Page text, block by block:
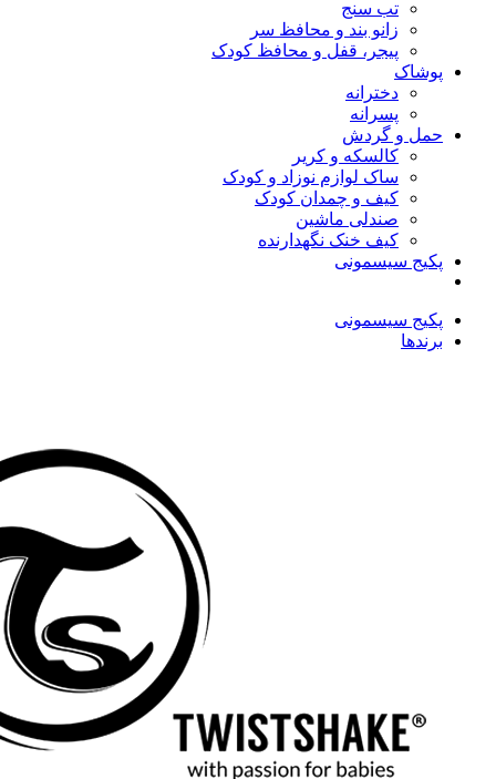
تب‌ سنج
زانو بند و محافظ سر
پیجر، قفل و محافظ کودک
پوشاک
دخترانه
پسرانه
حمل و گردش
کالسکه و کریر
ساک لوازم نوزاد و کودک
کیف و چمدان کودک
صندلی ماشین
کیف خنک نگهدارنده
پکیج سیسمونی
پکیج سیسمونی
برندها